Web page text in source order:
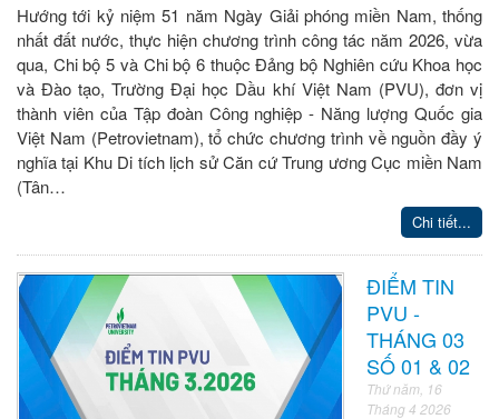
Hướng tới kỷ niệm 51 năm Ngày Giải phóng miền Nam, thống
nhất đất nước, thực hiện chương trình công tác năm 2026, vừa
qua, Chi bộ 5 và Chi bộ 6 thuộc Đảng bộ Nghiên cứu Khoa học
và Đào tạo, Trường Đại học Dầu khí Việt Nam (PVU), đơn vị
thành viên của Tập đoàn Công nghiệp - Năng lượng Quốc gia
Việt Nam (Petrovietnam), tổ chức chương trình về nguồn đầy ý
nghĩa tại Khu Di tích lịch sử Căn cứ Trung ương Cục miền Nam
(Tân…
Chi tiết...
ĐIỂM TIN
PVU -
THÁNG 03
SỐ 01 & 02
Thứ năm, 16
Tháng 4 2026